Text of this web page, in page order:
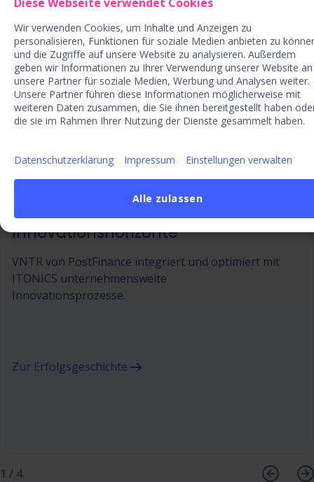
Wir verwenden Cookies, um Inhalte und Anzeigen zu
personalisieren, Funktionen für soziale Medien anbieten zu
und die Zugriffe auf unsere Website zu analysieren. Außerdem
geben wir Informationen zu Ihrer Verwendung unserer Website an
unsere Partner für soziale Medien, Werbung und Analysen weiter.
Unsere Partner führen diese Informationen möglicherweise mit
weiteren Daten zusammen, die Sie ihnen bereitgestellt haben
die sie im Rahmen Ihrer Nutzung der Dienste gesammelt haben.
Datenschutzerklärung Impressum Einstellungen verwalten
Alle zulassen
Mehr über ITONICS Roadmaps →
Best-Practicesvon anderen
Innovation Rockstars
PostFinance erschließt neue
Innovationshorizonte
VNTR von PostFinance integriert und optimiert mit
ITONICS unternehmensweite
Innovationsprozesse.
Zur Erfolgsgeschichte
1 / 4